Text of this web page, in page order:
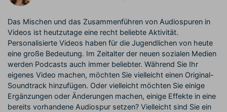
erweitern Sie Ihre
Fähigkeiten mit Filmora
Creator
Monetarisierungs-
Programm
Monetarisieren Sie
Ihren Einfluss mit Filmora
Freunde-werben-
Programm
An Freunde empfehlen,
Belohnungen erhalten
Kunden-Geschichten
Erfahren Sie, wie unsere
Kunden Erfolg haben
Affiliate-Programm
Schalten Sie Partnerschaften
auf Unternehmensebene frei
Das Mischen und das Zusammenführen von Audiospuren in
Videos ist heutzutage eine recht beliebte Aktivität.
Personalisierte Videos haben für die Jugendlichen von heute
eine große Bedeutung. Im Zeitalter der neuen sozialen Medien
werden Podcasts auch immer beliebter. Während Sie Ihr
eigenes Video machen, möchten Sie vielleicht einen Original-
Soundtrack hinzufügen. Oder vielleicht möchten Sie einige
Ergänzungen oder Änderungen machen, einige Effekte in eine
bereits vorhandene Audiospur setzen? Vielleicht sind Sie ein